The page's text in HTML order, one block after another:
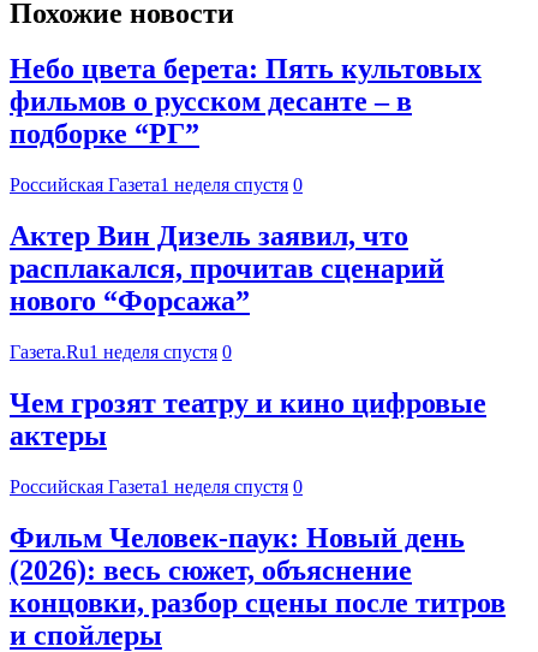
Похожие новости
Небо цвета берета: Пять культовых
фильмов о русском десанте – в
подборке “РГ”
Российская Газета1 неделя спустя 0
Актер Вин Дизель заявил, что
расплакался, прочитав сценарий
нового “Форсажа”
Газета.Ru1 неделя спустя 0
Чем грозят театру и кино цифровые
актеры
Российская Газета1 неделя спустя 0
Фильм Человек-паук: Новый день
(2026): весь сюжет, объяснение
концовки, разбор сцены после титров
и спойлеры